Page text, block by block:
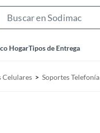
HogarTipos de Entrega
Celulares Soportes Telefonía